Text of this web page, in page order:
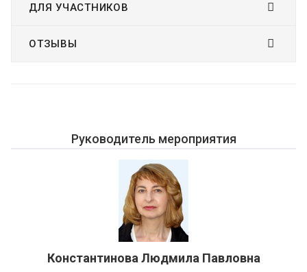
ДЛЯ УЧАСТНИКОВ
ОТЗЫВЫ
Руководитель мероприятия
Константинова Людмила Павловна